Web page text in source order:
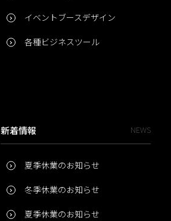
イベントブースデザイン
各種ビジネスツール
新着情報 NEWS
夏季休業のお知らせ
冬季休業のお知らせ
夏季休業のお知らせ